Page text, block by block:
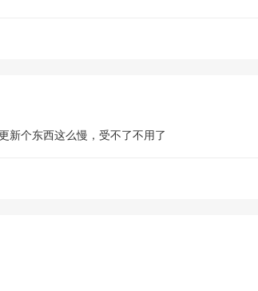
新个东西这么慢，受不了不用了